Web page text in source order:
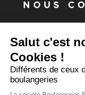
NOUS
Vous
Consultez
FAQ
Recrutement